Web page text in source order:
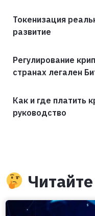
Токенизация
развитие
Регулирование
странах легален
Как и где платить
руководство